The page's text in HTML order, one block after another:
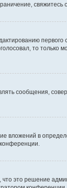
свяжитесь
первого
то только
сообщения,
вложений в
это решение